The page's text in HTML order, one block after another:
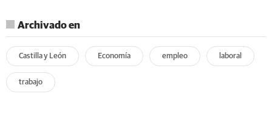
Archivado en
Castilla y León Economía empleo laboral
trabajo